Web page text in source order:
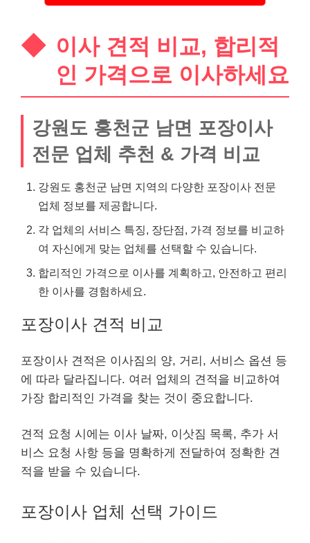
이사 견적 비교, 합리적
인 가격으로 이사하세요
강원도 홍천군 남면 포장이사
전문 업체 추천 & 가격 비교
강원도 홍천군 남면 지역의 다양한 포장이사 전문
업체 정보를 제공합니다.
각 업체의 서비스 특징, 장단점, 가격 정보를 비교하
여 자신에게 맞는 업체를 선택할 수 있습니다.
합리적인 가격으로 이사를 계획하고, 안전하고 편리
한 이사를 경험하세요.
포장이사 견적 비교
포장이사 견적은 이사짐의 양, 거리, 서비스 옵션 등
에 따라 달라집니다. 여러 업체의 견적을 비교하여
가장 합리적인 가격을 찾는 것이 중요합니다.
견적 요청 시에는 이사 날짜, 이삿짐 목록, 추가 서
비스 요청 사항 등을 명확하게 전달하여 정확한 견
적을 받을 수 있습니다.
포장이사 업체 선택 가이드